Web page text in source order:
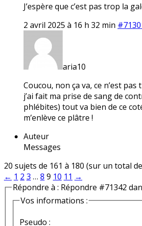
J’espère que c’est pas trop la
2 avril 2025 à 16 h 32 min
aria10
Coucou, non ça va, ce n’est
j’ai fait ma prise de sang de
phlébites) tout va bien de ce
m’enlève ce plâtre !
Auteur
Messages
20 sujets de 161 à 180 (sur un total
← 1 2 3 … 8 9 10 11 →
Répondre à : Répondre #71342
Vos informations :
Pseudo :